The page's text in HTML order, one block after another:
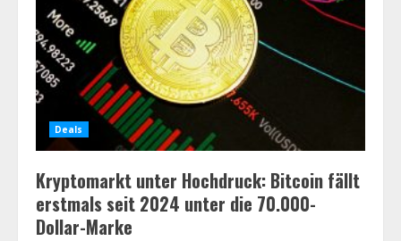
Deals
Kryptomarkt unter Hochdruck: Bitcoin fällt
erstmals seit 2024 unter die 70.000-
Dollar-Marke